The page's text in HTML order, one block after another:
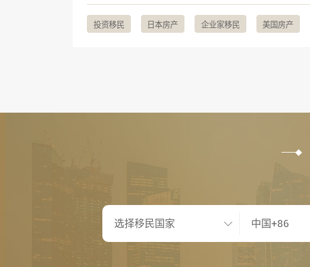
投资移民 日本房产 企业家移民 美国房产